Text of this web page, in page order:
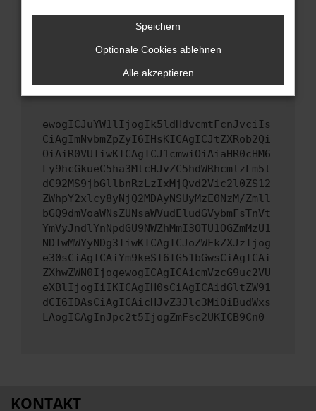
Wende dich an den Webseitenbetreiber.
Wenn du alle oben genannten Schritte versucht
hast, kontaktiere uns bitte. Wir werden
versuchen, das Problem zu beheben. Du kannst
uns diesen Text schicken, um uns bei der
ewogICJuYW1lIjogIk5ldHdvcmtFcnJvciIs
CiAgImNvbmZpZyI6IHsKICAgICJtZXRob2Qi
OiAiR0VUIiwKICAgICJ1cmwiOiAiaHR0cHM6
Ly9hcGkueC5ha3MtcHJvZC5hdWRhcmlzLm5l
dC92MS9jbGllbnRzLzIxMjQvd2Vic2l0ZS12
ZWhpY2xlcy8yNjQ2MDAyNSUyMzE0NzM/Zmll
bGQ9dmVoaWNsZUNsaWVudEludGVybmFsTnVt
YmVyJndlYnNpdGU9NWZhMmI3OTU1OGZmMzU1
NDIwMWYyNDg3IiwKICAgICJoZWFkZXJzIjog
e30sCiAgICAiYm9keSI6IG51bGwsCiAgICAi
ZXhwZWN0IjogewogICAgICAicmVzcG9uc2VU
eXBlIjogIiIKICAgIH0sCiAgICAidGltZW91
dCI6IDAsCiAgICAicHJvZ3Jlc3MiOiBudWxs
LAogICAgInJpc2t5IjogZmFsc2UKICB9Cn0=
KONTAKT
Speichern
Optionale Cookies ablehnen
Alle akzeptieren